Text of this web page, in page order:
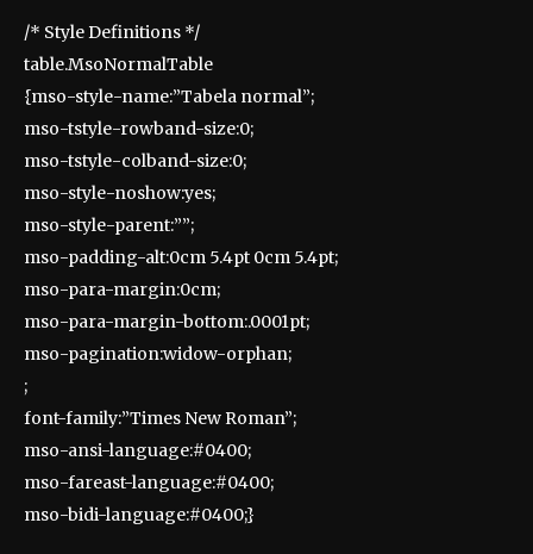
/* Style Definitions */
table.MsoNormalTable
{mso-style-name:”Tabela normal”;
mso-tstyle-rowband-size:0;
mso-tstyle-colband-size:0;
mso-style-noshow:yes;
mso-style-parent:””;
mso-padding-alt:0cm 5.4pt 0cm 5.4pt;
mso-para-margin:0cm;
mso-para-margin-bottom:.0001pt;
mso-pagination:widow-orphan;
;
font-family:”Times New Roman”;
mso-ansi-language:#0400;
mso-fareast-language:#0400;
mso-bidi-language:#0400;}